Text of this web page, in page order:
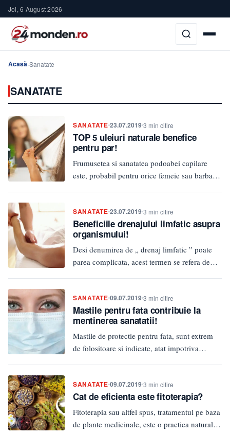
Joi, 6 August 2026
Acasă›Sanatate
SANATATE
SANATATE 23.07.20193 min citire
TOP 5 uleiuri naturale benefice
pentru par!
Frumusetea si sanatatea podoabei capilare
este, probabil pentru orice femeie sau barbat,
SANATATE 23.07.20193 min citire
Beneficiile drenajului limfatic asupra
organismului!
Desi denumirea de „ drenaj limfatic ” poate
parea complicata, acest termen se refera de
SANATATE 09.07.20193 min citire
Mastile pentru fata contribuie la
mentinerea sanatatii!
Mastile de protectie pentru fata, sunt extrem
de folositoare si indicate, atat impotriva
SANATATE 09.07.20193 min citire
Cat de eficienta este fitoterapia?
Fitoterapia sau altfel spus, tratamentul pe baza
de plante medicinale, este o practica naturala,